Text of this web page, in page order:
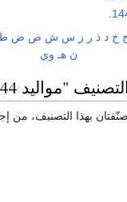
خ د ذ ر ز س ش ص ض
ن هـ وي
"مواليد 1444"
بهذا التصنيف، من